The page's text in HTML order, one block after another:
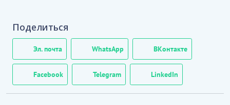
Поделиться
Эл. почта WhatsApp ВКонтакте
Facebook Telegram LinkedIn